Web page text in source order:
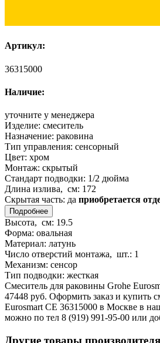
Артикул:
36315000
Наличие:
уточните у менеджера
Изделие: смеситель
Назначение: раковина
Тип управления: сенсорный
Цвет: хром
Монтаж: скрытый
Стандарт подводки: 1/2 дюйма
Длина излива, см: 172
Скрытая часть: да приобретается
Подробнее
Высота, см: 19.5
Форма: овальная
Материал: латунь
Число отверстий монтажа, шт.: 1
Механизм: сенсор
Тип подводки: жесткая
Смеситель для раковины Grohe
47448 руб. Оформить заказ и купить
Eurosmart CE 36315000 в Москве в
можно по тел 8 (919) 991-95-00 или
Другие товары